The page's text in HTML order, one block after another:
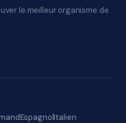
le meilleur organisme de
EspagnolItalien